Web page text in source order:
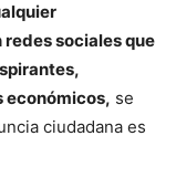
sociales que
económicos, se
ciudadana es